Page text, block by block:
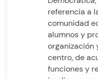
referencia a
comunidad
alumnos y
organización
centro, de
funciones y